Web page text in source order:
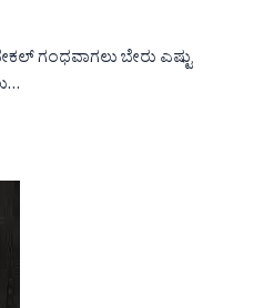
ಗಂಧವಾಗಲು ಬೇರು ಎಷ್ಟು